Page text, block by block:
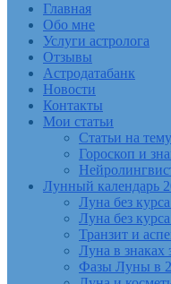
Главная
Обо мне
Услуги астролога
Отзывы
Астродатабанк
Новости
Контакты
Мои статьи
Статьи на
Гороскоп и
Лунный календарь
Луна без
Луна без
Транзит и
Луна в знаках
Фазы Луны в